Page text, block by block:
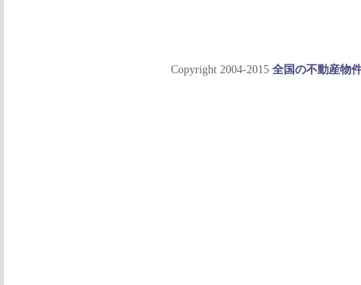
Copyright 2004-2015 全国の不動産物